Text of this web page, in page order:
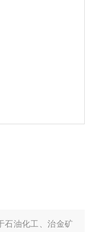
石油化工、治金矿